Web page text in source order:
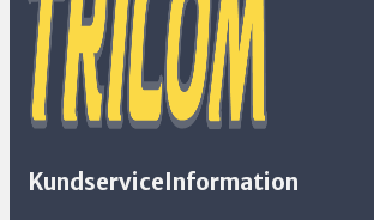
KundserviceInformation